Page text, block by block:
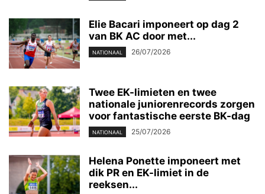
Elie Bacari imponeert op dag 2
van BK AC door met...
NATIONAAL 26/07/2026
Twee EK-limieten en twee
nationale juniorenrecords zorgen
voor fantastische eerste BK-dag
NATIONAAL 25/07/2026
Helena Ponette imponeert met
dik PR en EK-limiet in de
reeksen...